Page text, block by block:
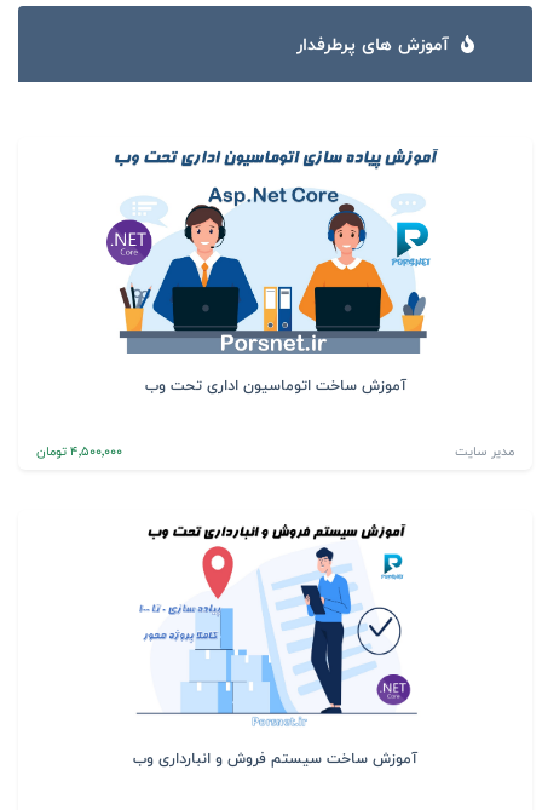
آموزش های پرطرفدار
آموزش ساخت اتوماسیون اداری تحت وب
مدیر سایت 4٬500٬000 تومان
آموزش ساخت سیستم فروش و انبارداری وب